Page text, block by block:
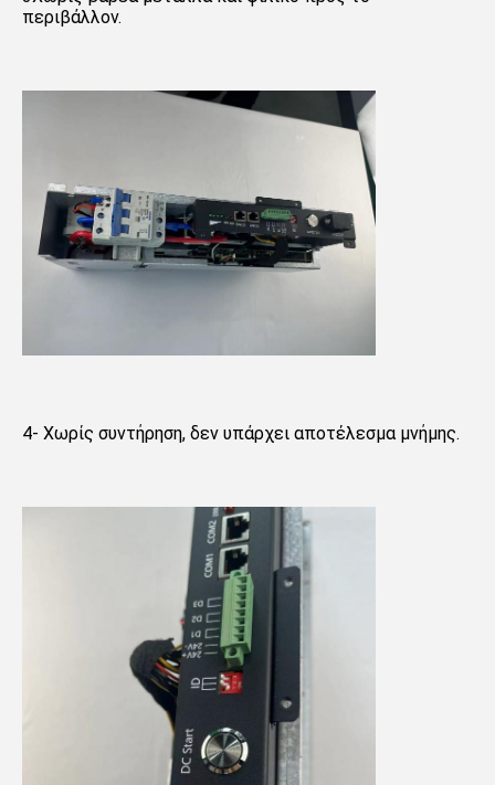
περιβάλλον.
4- Χωρίς συντήρηση, δεν υπάρχει αποτέλεσμα μνήμης.